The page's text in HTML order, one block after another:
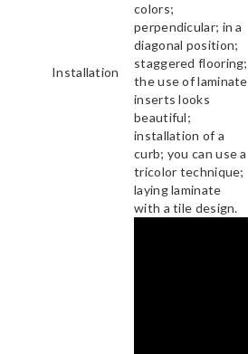
Installation
colors;
perpendicular; in a
diagonal position;
staggered flooring;
the use of laminate
inserts looks
beautiful;
installation of a
curb; you can use a
tricolor technique;
laying laminate
with a tile design.